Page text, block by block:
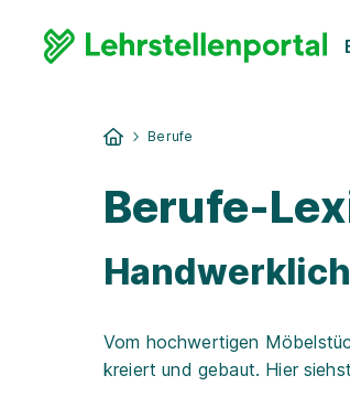
Berufe
Berufe-
Vom hochwertigen
kreiert und gebaut. Hier